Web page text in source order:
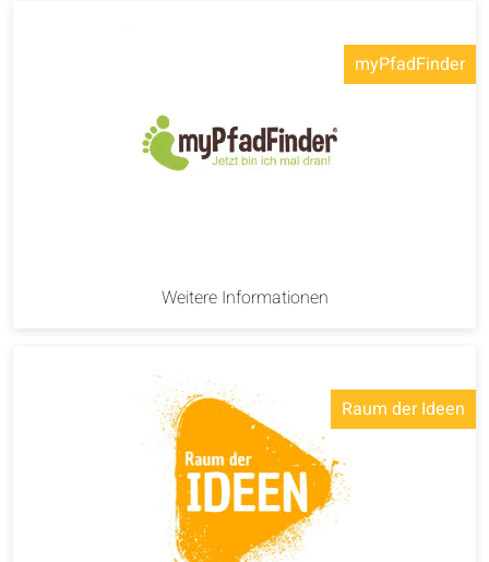
myPfadFinder
Weitere Informationen
Raum der Ideen